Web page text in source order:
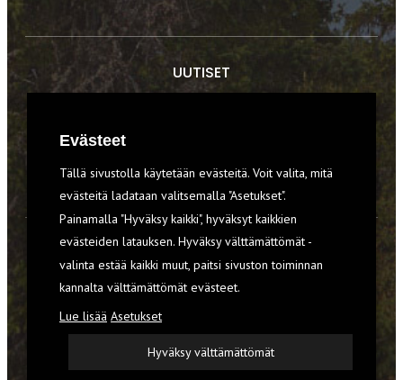
UUTISET
VARUSTEET
TILAA RETKI-LEHTI
YHTEYSTIEDOT
REKISTERISELOSTE
EVÄSTEET
Evästeet
Tällä sivustolla käytetään evästeitä. Voit valita, mitä
evästeitä ladataan valitsemalla "Asetukset".
Painamalla "Hyväksy kaikki", hyväksyt kaikkien
evästeiden latauksen. Hyväksy välttämättömät -
valinta estää kaikki muut, paitsi sivuston toiminnan
kannalta välttämättömät evästeet.
Lue lisää Asetukset
Hyväksy välttämättömät